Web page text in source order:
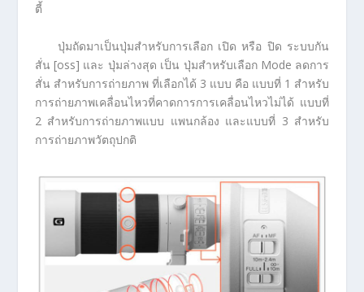
ตี้
ปุ่มถัดมาเป็นปุ่มสำหรับการเลือก เปิด หรือ ปิด ระบบกัน
สั่น [oss] และ ปุ่มล่างสุด เป็น ปุ่มสำหรับเลือก Mode ลดการ
สั่น สำหรับการถ่ายภาพ ที่เลือกได้ 3 แบบ คือ แบบที่ 1 สำหรับ
การถ่ายภาพเคลื่อนไหวที่คาดการการเคลื่อนไหวไม่ได้ แบบที่
2 สำหรับการถ่ายภาพแบบ แพนกล้อง และแบบที่ 3 สำหรับ
การถ่ายภาพวัตถุปกติ